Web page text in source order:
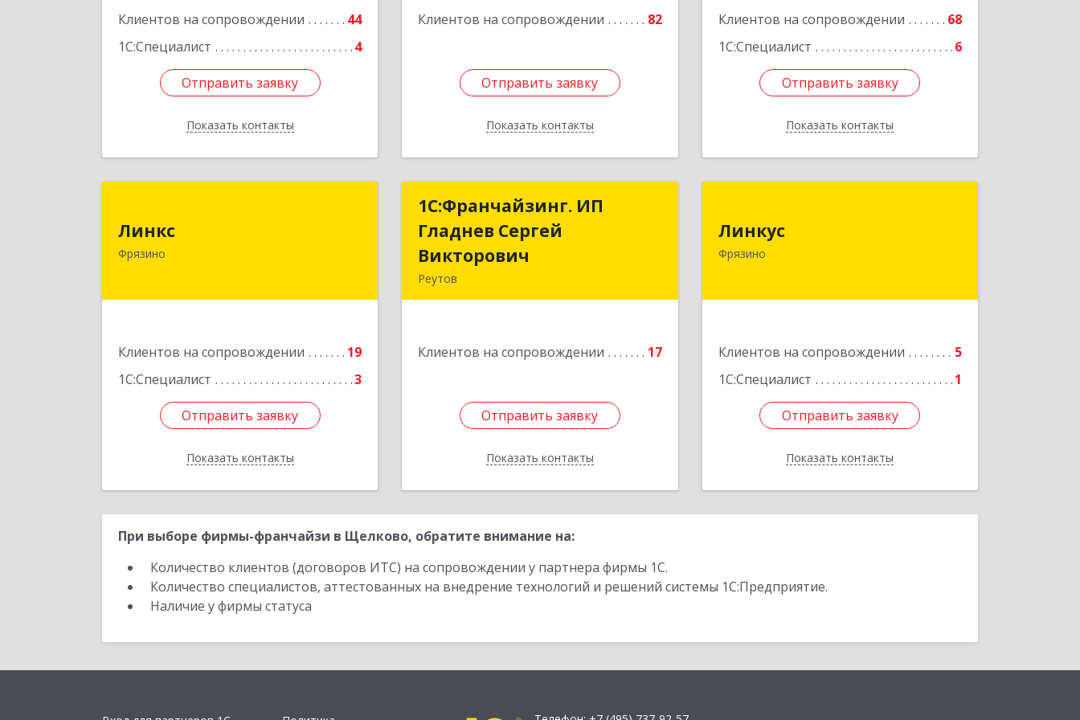
Клиентов на сопровождении
44
1С:Специалист
4
Отправить заявку
Показать контакты
Отправить заявку
Назад
Клиентов на сопровождении 82
Отправить заявку
Показать контакты
Подробнее
Отправить заявку
Назад
Клиентов на сопровождении
68
1С:Специалист
6
Отправить заявку
Показать контакты
Отправить заявку
Назад
Линкс
Фрязино
Клиентов на сопровождении
19
1С:Специалист
3
Отправить заявку
Показать контакты
Заводской проезд, дом № 3, кв.133
Подробнее
Отправить заявку
Назад
1С:Франчайзинг. ИП
Гладнев Сергей
Викторович
Реутов
Клиентов на сопровождении 17
Отправить заявку
Показать контакты
1С:Франчайзинг. ИП
Гладнев Сергей
Подробнее
Отправить заявку
Назад
Линкус
Фрязино
Клиентов на сопровождении
5
1С:Специалист
1
Отправить заявку
Показать контакты
141191, Московская обл, Фрязино г,
Подробнее
Отправить заявку
Назад
При выборе фирмы-франчайзи в Щелково, обратите внимание на:
Количество клиентов (договоров ИТС) на сопровождении у партнера фирмы 1С.
Количество специалистов, аттестованных на внедрение технологий и решений системы 1С:Предприятие.
Наличие у фирмы статуса